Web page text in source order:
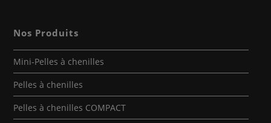
Nos Produits
Mini-Pelles à chenilles
Pelles à chenilles
Pelles à chenilles COMPACT